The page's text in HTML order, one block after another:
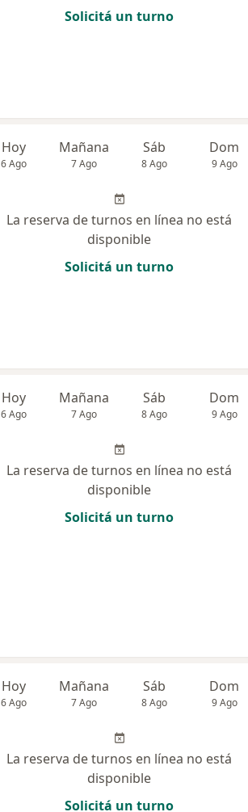
Solicitá un turno
Hoy
6 Ago
Mañana
7 Ago
Sáb
8 Ago
Dom
9 Ago
La reserva de turnos en línea no está
disponible
Solicitá un turno
Hoy
6 Ago
Mañana
7 Ago
Sáb
8 Ago
Dom
9 Ago
La reserva de turnos en línea no está
disponible
Solicitá un turno
Hoy
6 Ago
Mañana
7 Ago
Sáb
8 Ago
Dom
9 Ago
La reserva de turnos en línea no está
disponible
Solicitá un turno